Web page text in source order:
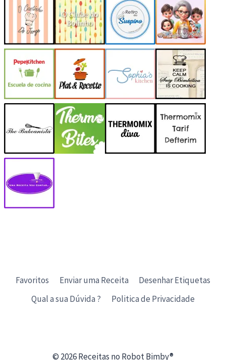
Favoritos Enviar uma Receita
Desenhar Etiquetas
Qual a sua Dúvida ?
Politica de Privacidade
© 2026 Receitas no Robot Bimby®